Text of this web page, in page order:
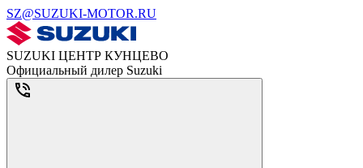
SZ@SUZUKI-MOTOR.RU
SUZUKI ЦЕНТР КУНЦЕВО
Официальный дилер Suzuki